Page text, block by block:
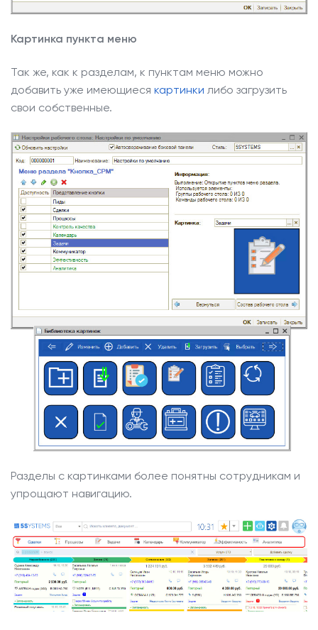
Картинка пункта меню
Так же, как к разделам, к пунктам меню можно
добавить уже имеющиеся картинки либо загрузить
свои собственные.
Разделы с картинками более понятны сотрудникам и
упрощают навигацию.